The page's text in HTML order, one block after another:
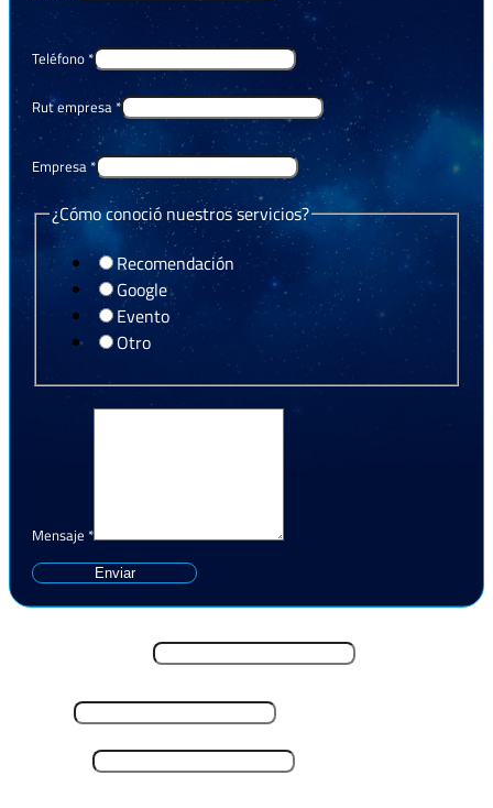
Teléfono *
Rut empresa *
Empresa *
¿Cómo conoció nuestros servicios?
Recomendación
Google
Evento
Otro
Mensaje *
Enviar